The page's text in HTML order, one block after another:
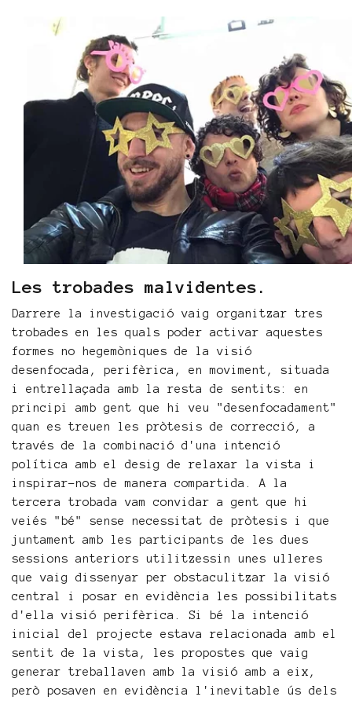
Les trobades malvidentes.
Darrere la investigació vaig organitzar tres
trobades en les quals poder activar aquestes
formes no hegemòniques de la visió
desenfocada, perifèrica, en moviment, situada
i entrellaçada amb la resta de sentits: en
principi amb gent que hi veu "desenfocadament"
quan es treuen les pròtesis de correcció, a
través de la combinació d'una intenció
política amb el desig de relaxar la vista i
inspirar-nos de manera compartida. A la
tercera trobada vam convidar a gent que hi
veiés "bé" sense necessitat de pròtesis i que
juntament amb les participants de les dues
sessions anteriors utilitzessin unes ulleres
que vaig dissenyar per obstaculitzar la visió
central i posar en evidència les possibilitats
d'ella visió perifèrica. Si bé la intenció
inicial del projecte estava relacionada amb el
sentit de la vista, les propostes que vaig
generar treballaven amb la visió amb a eix,
però posaven en evidència l'inevitable ús dels